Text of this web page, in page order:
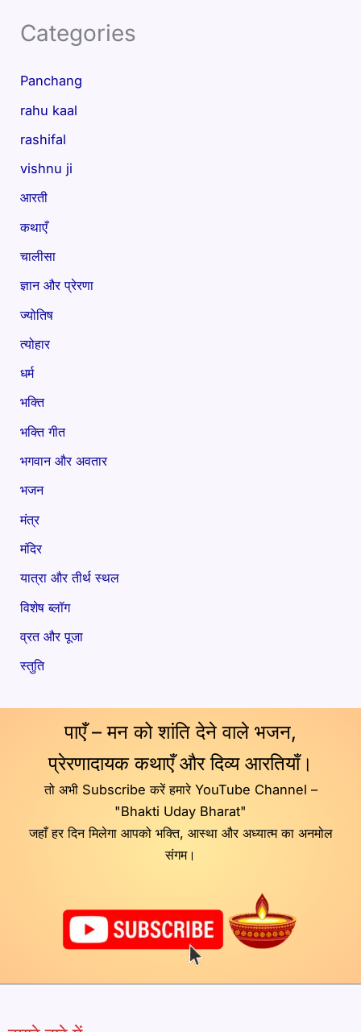
Categories
Panchang
rahu kaal
rashifal
vishnu ji
आरती
कथाएँ
चालीसा
ज्ञान और प्रेरणा
ज्योतिष
त्योहार
धर्म
भक्ति
भक्ति गीत
भगवान और अवतार
भजन
मंत्र
मंदिर
यात्रा और तीर्थ स्थल
विशेष ब्लॉग
व्रत और पूजा
स्तुति
पाएँ – मन को शांति देने वाले भजन,
प्रेरणादायक कथाएँ और दिव्य आरतियाँ।
तो अभी Subscribe करें हमारे YouTube Channel –
"Bhakti Uday Bharat"
जहाँ हर दिन मिलेगा आपको भक्ति, आस्था और अध्यात्म का अनमोल
संगम।